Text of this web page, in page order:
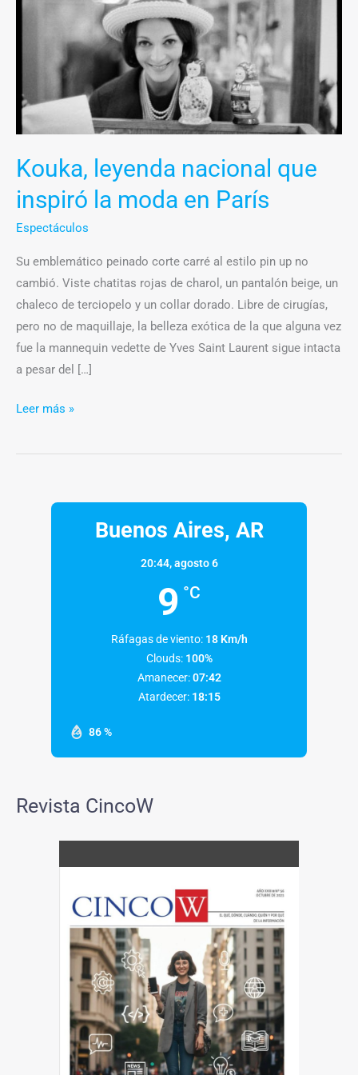
Kouka, leyenda nacional que
inspiró la moda en París
Espectáculos
Su emblemático peinado corte carré al estilo pin up no
cambió. Viste chatitas rojas de charol, un pantalón beige, un
chaleco de terciopelo y un collar dorado. Libre de cirugías,
pero no de maquillaje, la belleza exótica de la que alguna vez
fue la mannequin vedette de Yves Saint Laurent sigue intacta
a pesar del […]
la
moda
París
Leer más »
Buenos Aires, AR
20:44,agosto 6
9 °C
86 %
Ráfagas de viento: 18 Km/h
Clouds: 100%
Amanecer: 07:42
Atardecer: 18:15
Revista CincoW